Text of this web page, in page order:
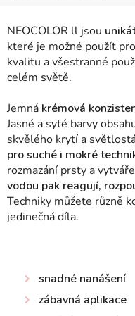
NEOCOLOR ll jsou
které je možné použít
kvalitu a všestranné
celém světě.
Jemná krémová
Jasné a syté barvy
skvělého krytí a
pro suché i mokré
rozmazání prsty a
vodou pak reagují,
Techniky můžete různě
jedinečná díla.
snadné nanášení
zábavná aplikace